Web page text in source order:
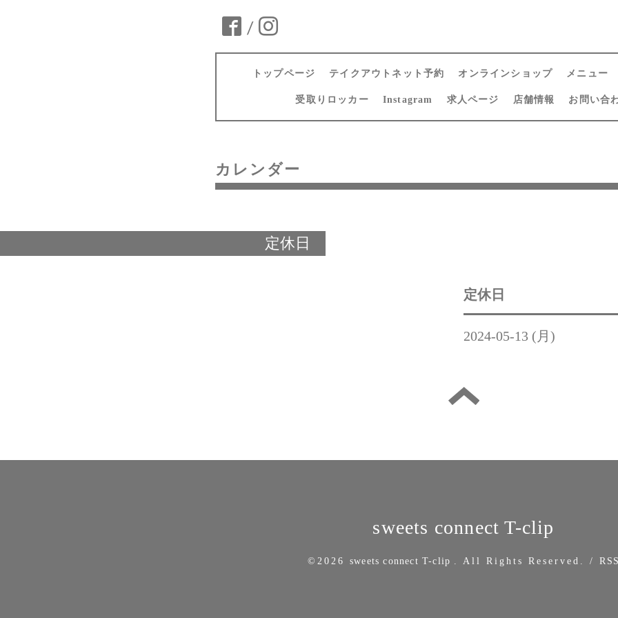
/
トップページ テイクアウトネット予約 オンラインショップ メニュー
受取りロッカー Instagram 求人ページ 店舗情報 お問い合
カレンダー
定休日
定休日
2024-05-13 (月)
sweets connect T-clip
©2026 sweets connect T-clip . All Rights Reserved. /